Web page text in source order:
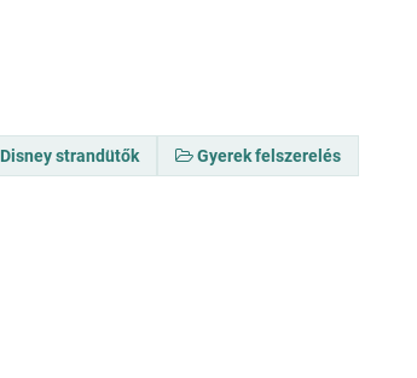
Disney strandütők Gyerek felszerelés